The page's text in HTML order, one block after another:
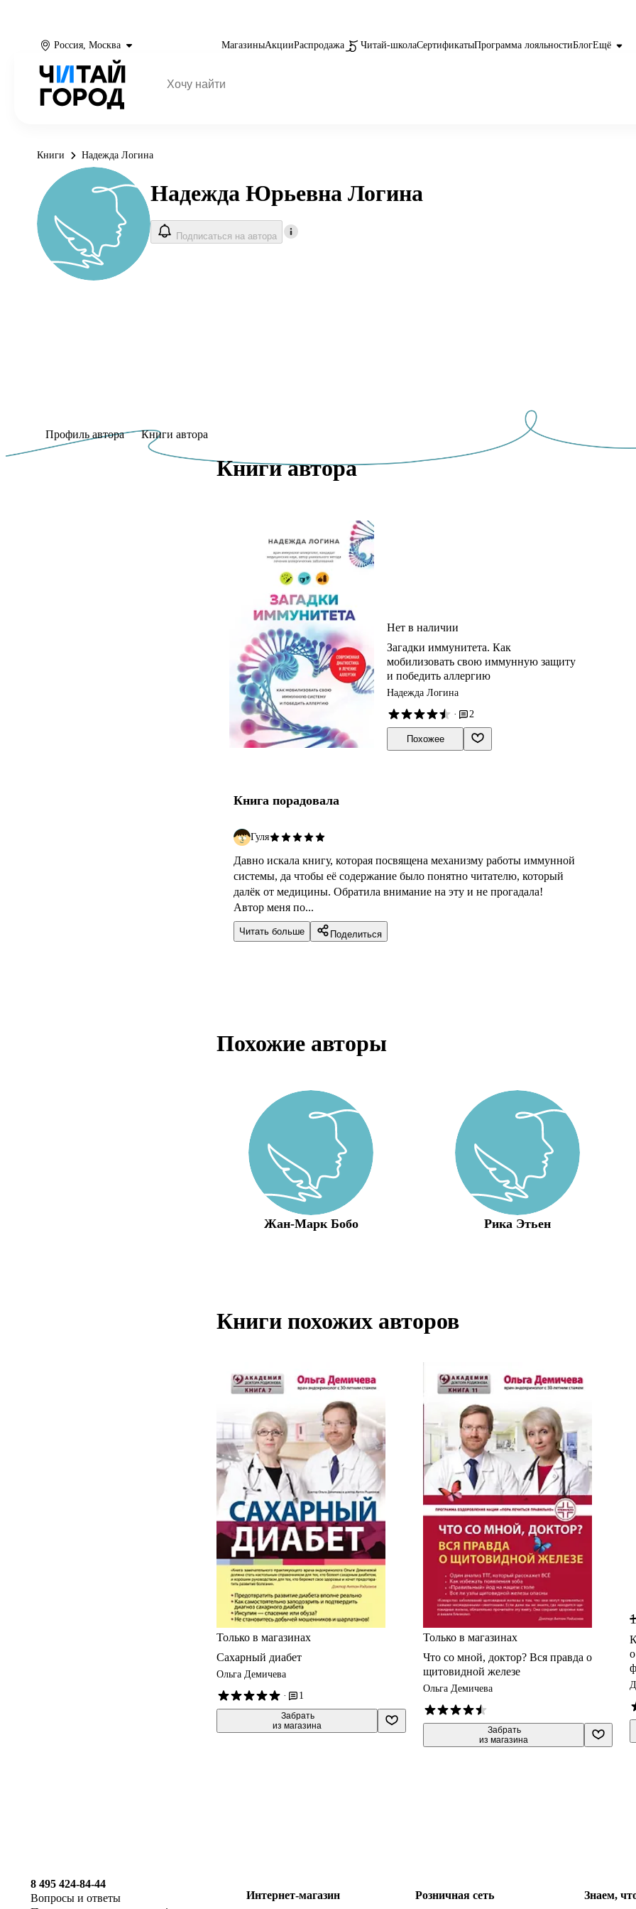
Россия, Москва МагазиныАкцииРаспродажа Читай-школаСертификатыПрограмма лояльностиБлогЕщё
Книги Надежда Логина
Надежда Юрьевна Логина
Подписаться на автора
Профиль автора Книги автора
Книги автора
Нет в наличии
Загадки иммунитета. Как
мобилизовать свою иммунную защиту
и победить аллергию
Надежда Логина
·
2
Похожее
Книга порадовала
Гуля
Давно искала книгу, которая посвящена механизму работы иммунной
системы, да чтобы её содержание было понятно читателю, который
далёк от медицины. Обратила внимание на эту и не прогадала!
Автор меня по...
Читать больше Поделиться
Похожие авторы
Жан-Марк Бобо Рика Этьен
Книги похожих авторов
Только в магазинах
Сахарный диабет
Ольга Демичева
·
1
Забрать
из магазина
Только в магазинах
Что со мной, доктор? Вся правда о
щитовидной железе
Ольга Демичева
Забрать
из магазина
8 495 424-84-44
Вопросы и ответы
Интернет-магазин Розничная сеть Знаем,